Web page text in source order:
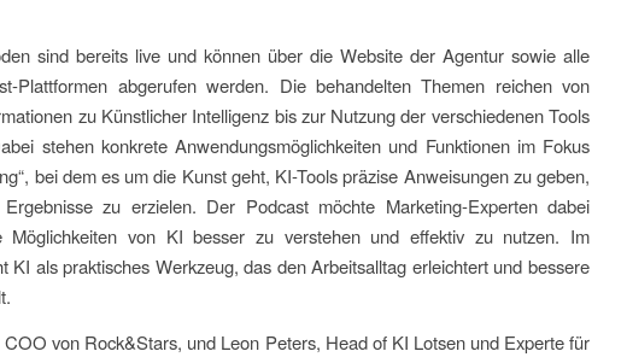
sind bereits live und können über die Website der Agentur sowie alle
Plattformen abgerufen werden. Die behandelten Themen reichen von
zu Künstlicher Intelligenz bis zur Nutzung der verschiedenen Tools
stehen konkrete Anwendungsmöglichkeiten und Funktionen im Fokus
bei dem es um die Kunst geht, KI-Tools präzise Anweisungen zu geben,
zu erzielen. Der Podcast möchte Marketing-Experten dabei
Möglichkeiten von KI besser zu verstehen und effektiv zu nutzen. Im
KI als praktisches Werkzeug, das den Arbeitsalltag erleichtert und bessere
COO von Rock&Stars, und Leon Peters, Head of KI Lotsen und Experte für